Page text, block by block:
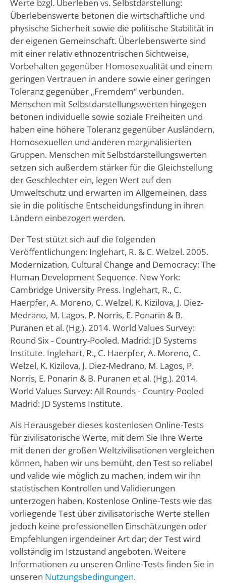
Werte bzgl. Überleben vs. Selbstdarstellung:
Überlebenswerte betonen die wirtschaftliche und
physische Sicherheit sowie die politische Stabilität in
der eigenen Gemeinschaft. Überlebenswerte sind
mit einer relativ ethnozentrischen Sichtweise,
Vorbehalten gegenüber Homosexualität und einem
geringen Vertrauen in andere sowie einer geringen
Toleranz gegenüber „Fremdem“ verbunden.
Menschen mit Selbstdarstellungswerten hingegen
betonen individuelle sowie soziale Freiheiten und
haben eine höhere Toleranz gegenüber Ausländern,
Homosexuellen und anderen marginalisierten
Gruppen. Menschen mit Selbstdarstellungswerten
setzen sich außerdem stärker für die Gleichstellung
der Geschlechter ein, legen Wert auf den
Umweltschutz und erwarten im Allgemeinen, dass
sie in die politische Entscheidungsfindung in ihren
Ländern einbezogen werden.
Der Test stützt sich auf die folgenden
Veröffentlichungen: Inglehart, R. & C. Welzel. 2005.
Modernization, Cultural Change and Democracy: The
Human Development Sequence. New York:
Cambridge University Press. Inglehart, R., C.
Haerpfer, A. Moreno, C. Welzel, K. Kizilova, J. Diez-
Medrano, M. Lagos, P. Norris, E. Ponarin & B.
Puranen et al. (Hg.). 2014. World Values Survey:
Round Six - Country-Pooled. Madrid: JD Systems
Institute. Inglehart, R., C. Haerpfer, A. Moreno, C.
Welzel, K. Kizilova, J. Diez-Medrano, M. Lagos, P.
Norris, E. Ponarin & B. Puranen et al. (Hg.). 2014.
World Values Survey: All Rounds - Country-Pooled
Madrid: JD Systems Institute.
Als Herausgeber dieses kostenlosen Online-Tests
für zivilisatorische Werte, mit dem Sie Ihre Werte
mit denen der großen Weltzivilisationen vergleichen
können, haben wir uns bemüht, den Test so reliabel
und valide wie möglich zu machen, indem wir ihn
statistischen Kontrollen und Validierungen
unterzogen haben. Kostenlose Online-Tests wie das
vorliegende Test über zivilisatorische Werte stellen
jedoch keine professionellen Einschätzungen oder
Empfehlungen irgendeiner Art dar; der Test wird
vollständig im Istzustand angeboten. Weitere
Informationen zu unseren Online-Tests finden Sie in
unseren Nutzungsbedingungen.